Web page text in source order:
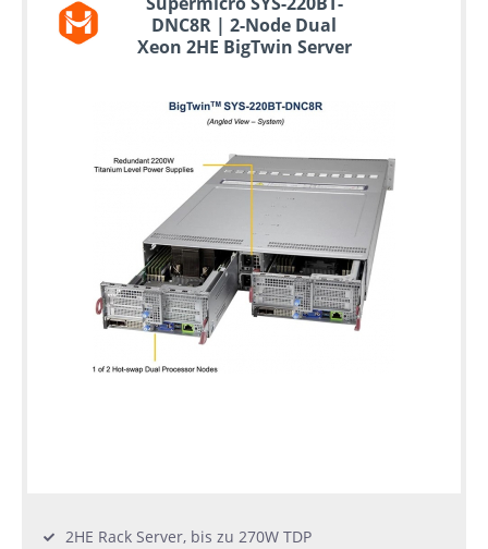
DNC8R | 2-Node Dual
Xeon 2HE BigTwin Server
2HE Rack Server, bis zu 270W TDP